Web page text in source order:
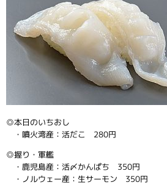
◎本日のいちおし
・噴火湾産：活だこ 280円
◎握り・軍艦
・鹿児島産：活〆かんぱち 350円
・ノルウェー産：生サーモン 350円